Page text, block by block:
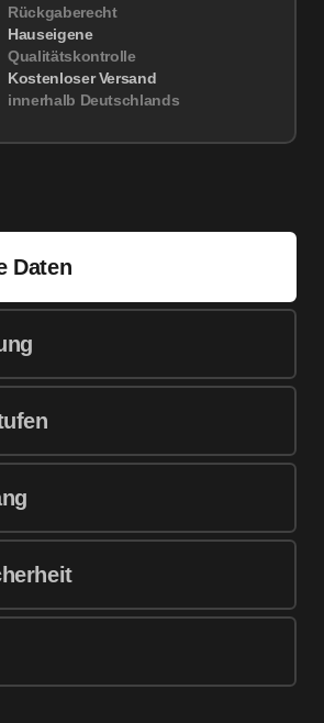
Rückgaberecht
Hauseigene
Qualitätskontrolle
Kostenloser Versand
innerhalb Deutschlands
Daten